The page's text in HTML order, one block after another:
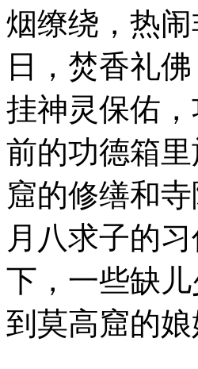
烟缭绕，热
日，焚香礼
挂神灵保佑
前的功德箱
窟的修缮和
月八求子的
下，一些缺
到莫高窟的